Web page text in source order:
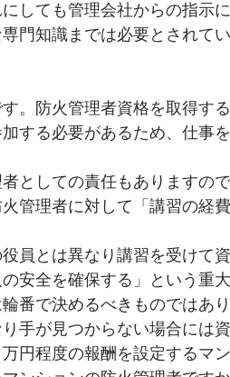
しても管理会社からの指示
門知識までは必要とされてい
。防火管理者資格を取得す
する必要があるため、仕事
としての責任もありますの
管理者に対して「講習の経
員とは異なり講習を受けて
安全を確保する」という重
番で決めるべきものではあり
手が見つからない場合には
円程度の報酬を設定するマ